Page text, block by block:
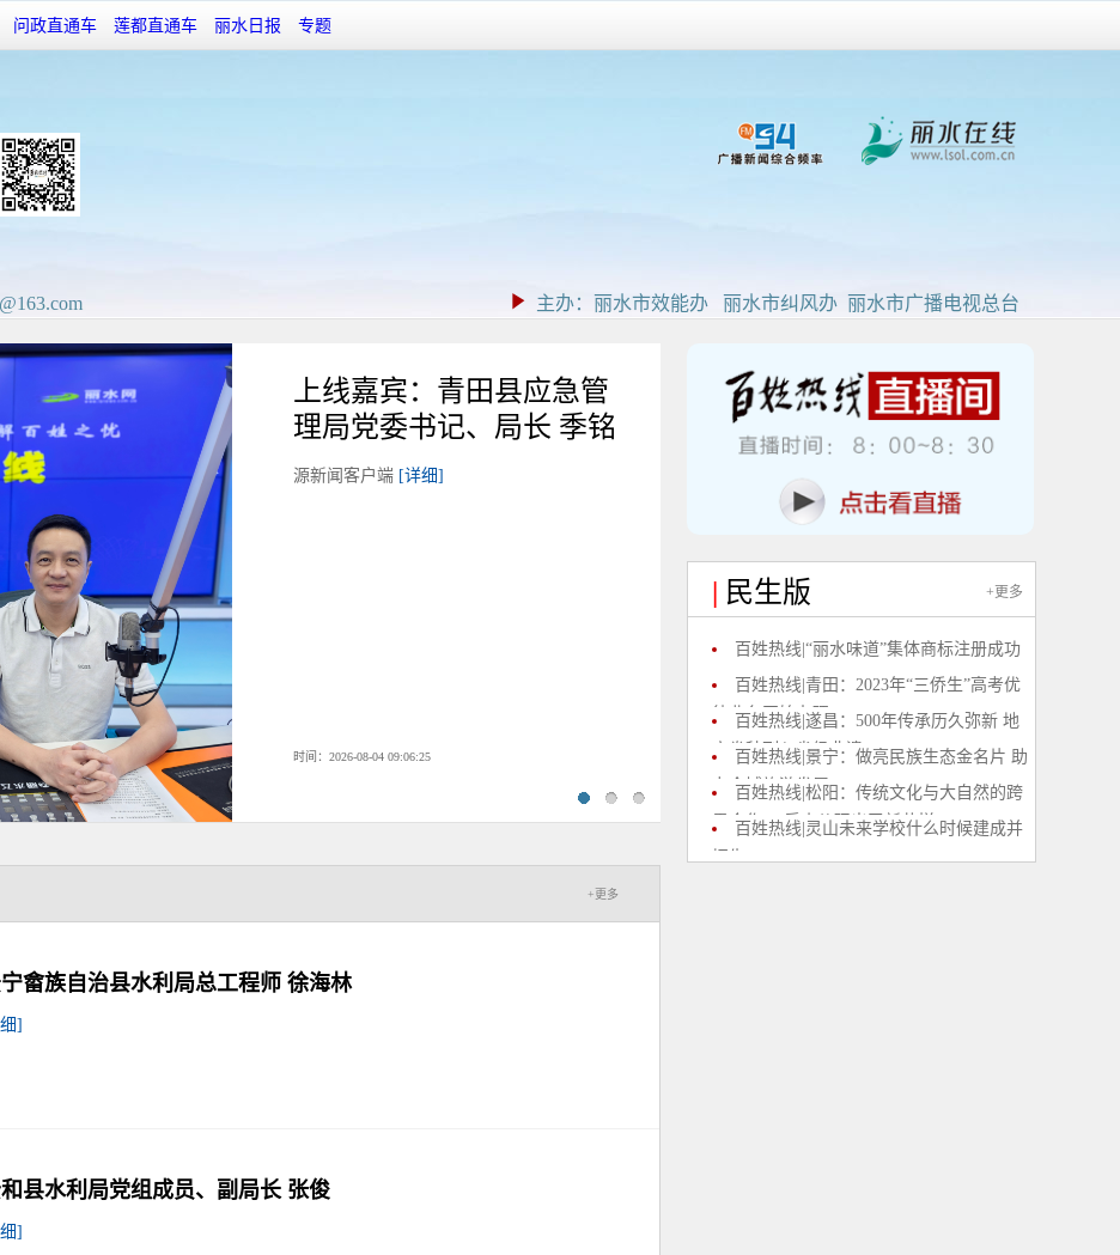
问政直通车 莲都直通车 丽水日报 专题
主办：丽水市效能办 丽水市纠风办 丽水市广播电视总台
上线嘉宾：青田县应急管
理局党委书记、局长 季铭
源新闻客户端 [详细]
时间：2026-08-04 09:06:25
+更多
畲族自治县水利局总工程师 徐海林
]
县水利局党组成员、副局长 张俊
]
| 民生版 +更多
百姓热线|“丽水味道”集体商标注册成功
百姓热线|青田：2023年“三侨生”高考优
待业务开始办理
百姓热线|遂昌：500年传承历久弥新 地
方拳种列入省级非遗
百姓热线|景宁：做亮民族生态金名片 助
力全域旅游发展
百姓热线|松阳：传统文化与大自然的跨
界合作 95后小伙玩出了新花样
百姓热线|灵山未来学校什么时候建成并
招生